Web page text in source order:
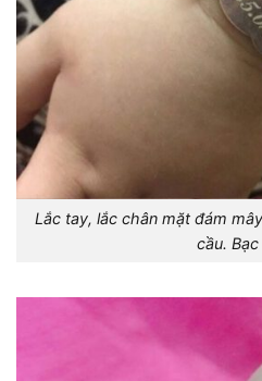
Lắc tay, lắc chân mặt đám
cầu. Bạc